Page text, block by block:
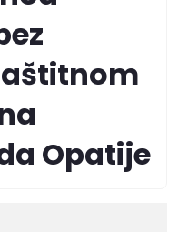
Opatije